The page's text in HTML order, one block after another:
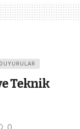
DUYURULAR
Teknik
0